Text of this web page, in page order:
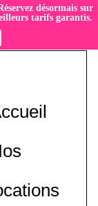
désormais sur
tarifs garantis.